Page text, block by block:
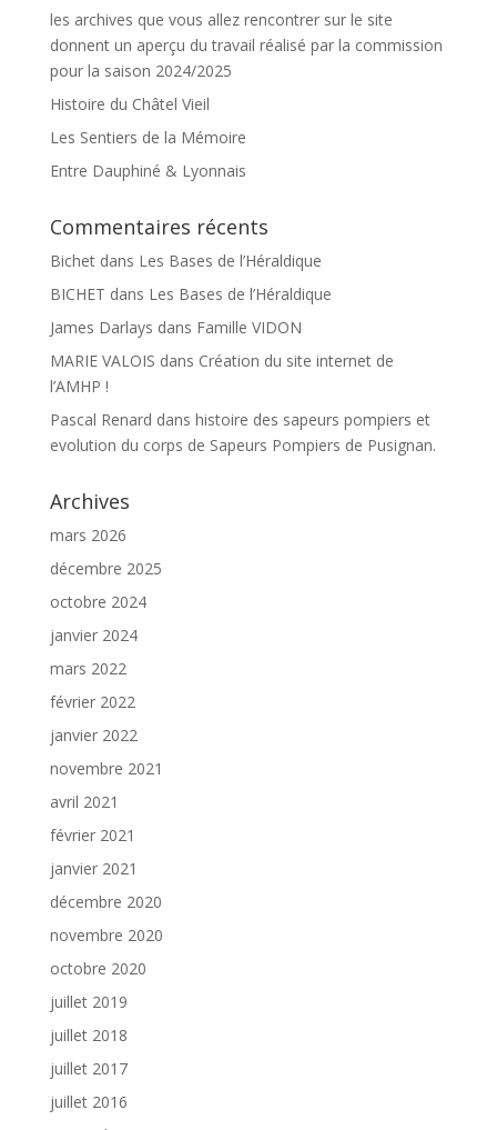
les archives que vous allez rencontrer sur le site
donnent un aperçu du travail réalisé par la commission
pour la saison 2024/2025
Histoire du Châtel Vieil
Les Sentiers de la Mémoire
Entre Dauphiné & Lyonnais
Commentaires récents
Bichetdans Les Bases de l’Héraldique
BICHET dans Les Bases de l’Héraldique
James Darlays dans Famille VIDON
MARIE VALOIS dans Création du site internet de
l’AMHP !
Pascal Renard dans histoire des sapeurs pompiers et
evolution du corps de Sapeurs Pompiers de Pusignan.
Archives
mars 2026
décembre 2025
octobre 2024
janvier 2024
mars 2022
février 2022
janvier 2022
novembre 2021
avril 2021
février 2021
janvier 2021
décembre 2020
novembre 2020
octobre 2020
juillet 2019
juillet 2018
juillet 2017
juillet 2016